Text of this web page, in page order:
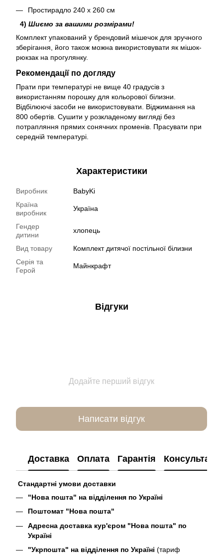
Простирадло 240 х 260 см
4) Шиємо за вашими розмірами!
Комплект упакований у брендовий мішечок для зручного
зберігання, його також можна використовувати як мішок-
рюкзак на прогулянку.
Рекомендації по догляду
Прати при температурі не вище 40 градусів з
використанням порошку для кольорової білизни.
Відбілюючі засоби не використовувати. Віджимання на
800 обертів. Сушити у розкладеному вигляді без
потрапляння прямих сонячних променів. Прасувати при
середній температурі.
Характеристики
Виробник
BabyKi
Країна
виробник
Україна
Гендер
дитини
хлопець
Вид товару
Комплект дитячої постільної білизни
Серія та
Герой
Майнкрафт
Відгуки
Додайте перший відгук
Написати відгук
Доставка Оплата Гарантія Консультація
Стандартні умови доставки
"Нова пошта" на відділення по Україні
Поштомат "Нова пошта"
Адресна доставка кур'єром "Нова пошта" по
Україні
"Укрпошта" на відділення по Україні (тариф